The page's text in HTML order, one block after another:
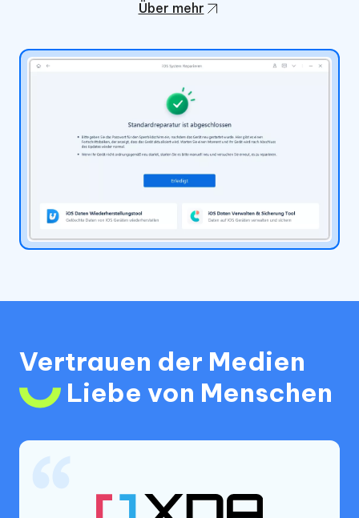
Über mehr
Vertrauen der Medien
Liebe von Menschen